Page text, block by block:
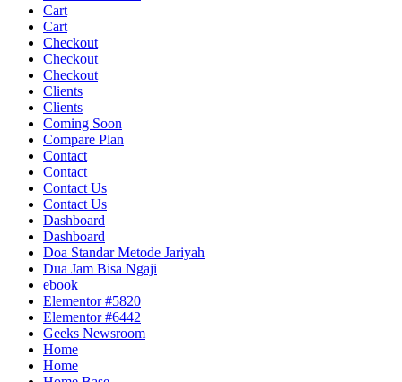
Cart
Cart
Checkout
Checkout
Checkout
Clients
Clients
Coming Soon
Compare Plan
Contact
Contact
Contact Us
Contact Us
Dashboard
Dashboard
Doa Standar Metode Jariyah
Dua Jam Bisa Ngaji
ebook
Elementor #5820
Elementor #6442
Geeks Newsroom
Home
Home